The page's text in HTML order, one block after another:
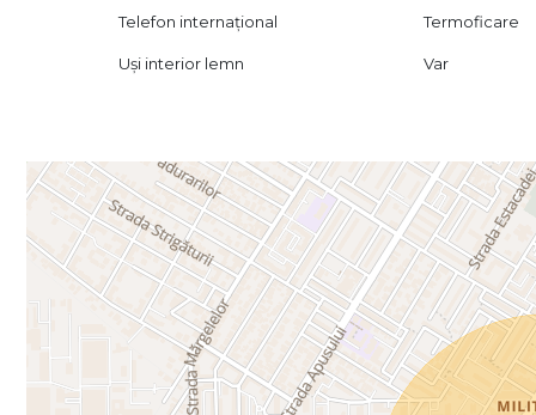
Telefon internațional Termoficare
Uși interior lemn Var